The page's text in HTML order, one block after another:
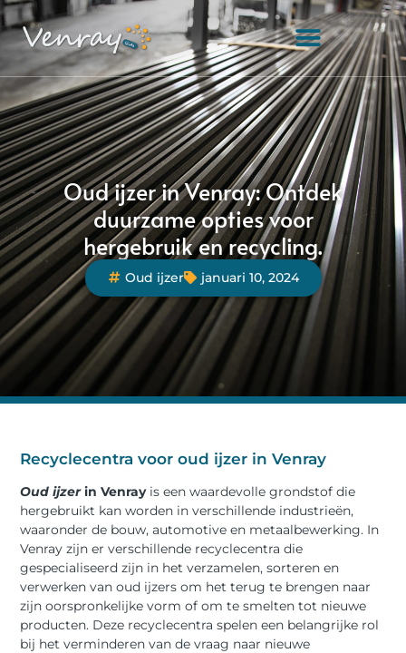
Oud ijzer in Venray: Ontdek
duurzame opties voor
hergebruik en recycling.
Oud ijzer januari 10, 2024
Recyclecentra voor oud ijzer in Venray
Oud ijzerin Venrayis een waardevolle grondstof die
hergebruikt kan worden in verschillende industrieën,
waaronder de bouw, automotive en metaalbewerking. In
Venray zijn er verschillende recyclecentra die
gespecialiseerd zijn in het verzamelen, sorteren en
verwerken van oud ijzers om het terug te brengen naar
zijn oorspronkelijke vorm of om te smelten tot nieuwe
producten. Deze recyclecentra spelen een belangrijke rol
bij het verminderen van de vraag naar nieuwe